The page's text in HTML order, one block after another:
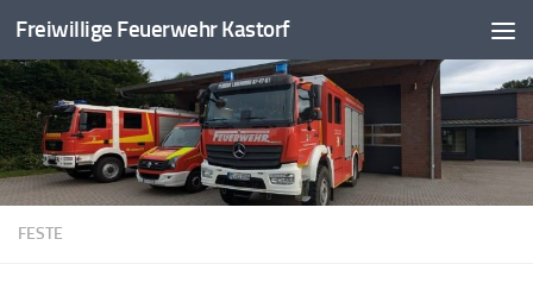
Zum Inhalt springen
Freiwillige Feuerwehr Kastorf
FESTE